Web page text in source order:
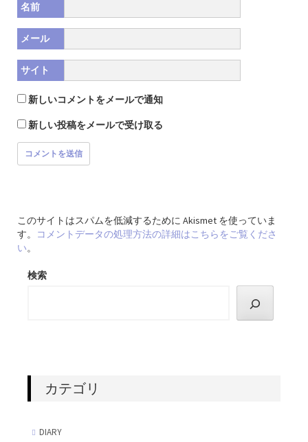
名前
メール
サイト
新しいコメントをメールで通知
新しい投稿をメールで受け取る
このサイトはスパムを低減するために Akismet を使っていま
す。
コメントデータの処理方法の詳細はこちらをご覧くださ
い。
検索
カテゴリ
DIARY